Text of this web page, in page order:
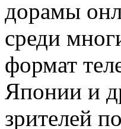
дорамы
среди
формат
Японии и
зрителей